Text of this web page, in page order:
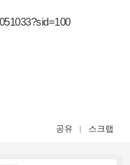
공유 스크랩